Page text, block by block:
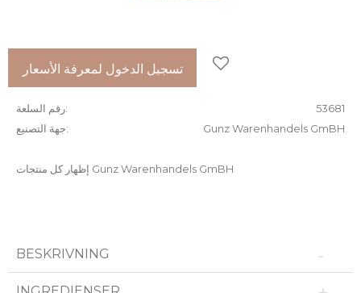
تسجيل الدخول لمعرفة الأسعار
رقم السلعة
53681
جهة التصنيع
Gunz Warenhandels GmBH
إظهار كل منتجات Gunz Warenhandels GmBH
BESKRIVNING